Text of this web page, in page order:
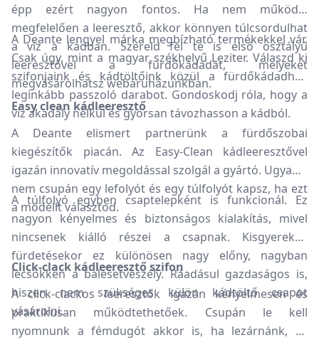
épp ezért nagyon fontos. Ha nem működik
megfelelően a leeresztő, akkor könnyen túlcsordulhat
a víz a kádban. Szereld fel te is első osztályú
leeresztővel a fürdőkádadat, melyeket
megvásárolhatsz webáruházunkban.
A Deante lengyel márka megbízható termékekkel vár.
Csak úgy, mint a magyar székhelyű Leziter. Válaszd ki
szifonjaink és kádtöltőink közül a fürdőkádadhoz
leginkább passzoló darabot. Gondoskodj róla, hogy a
víz akadály nélkül és gyorsan távozhasson a kádból.
Easy clean kádleeresztő
A Deante elismert partnerünk a fürdőszobai
kiegészítők piacán. Az Easy-Clean kádleeresztővel
igazán innovatív megoldással szolgál a gyártó. Ugyanis
nem csupán egy lefolyót és egy túlfolyót kapsz, ha ezt
a modellt választod.
A túlfolyó egyben csaptelepként is funkcionál. Ez
nagyon kényelmes és biztonságos kialakítás, mivel
nincsenek kiálló részei a csapnak. Kisgyerekek
fürdetésekor ez különösen nagy előny, nagyban
lecsökken a balesetveszély. Ráadásul gazdaságos is,
hiszen nem szükséges külön kádtöltő csapot
vásárolni.
Click-clack kádleeresztő szifon
A click-clackos leeresztők igazán kényelmesen és
praktikusan működtethetőek. Csupán le kell
nyomnunk a fémdugót akkor is, ha lezárnánk, és